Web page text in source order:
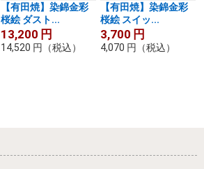
【有田焼】染錦金彩
桜絵 ダスト...
13,200 円
14,520 円 （税込）
【有田焼】染錦金彩
桜絵 スイッ...
3,700 円
4,070 円 （税込）